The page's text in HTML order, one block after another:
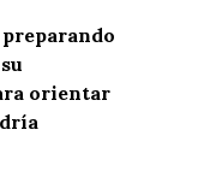
orientar